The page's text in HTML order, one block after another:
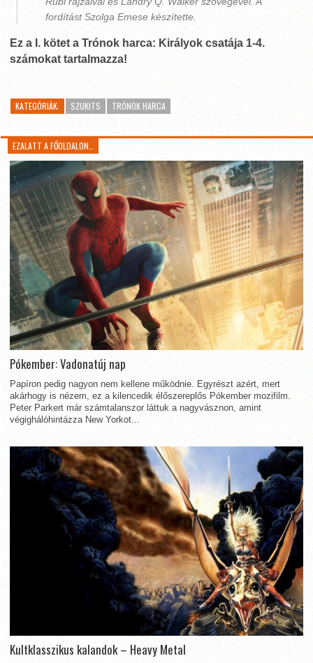
fordítást Szolga Emese készítette.
Ez a I. kötet a Trónok harca: Királyok csatája 1-4.
számokat tartalmazza!
KATEGÓRIÁK: SZUKITS TRÓNOK HARCA
EZALATT A FŐOLDALON…
Pókember: Vadonatúj nap
Papíron pedig nagyon nem kellene működnie. Egyrészt azért, mert
akárhogy is nézem, ez a kilencedik élőszereplős Pókember mozifilm.
Peter Parkert már számtalanszor láttuk a nagyvásznon, amint
végighálóhintázza New Yorkot...
Kultklasszikus kalandok – Heavy Metal